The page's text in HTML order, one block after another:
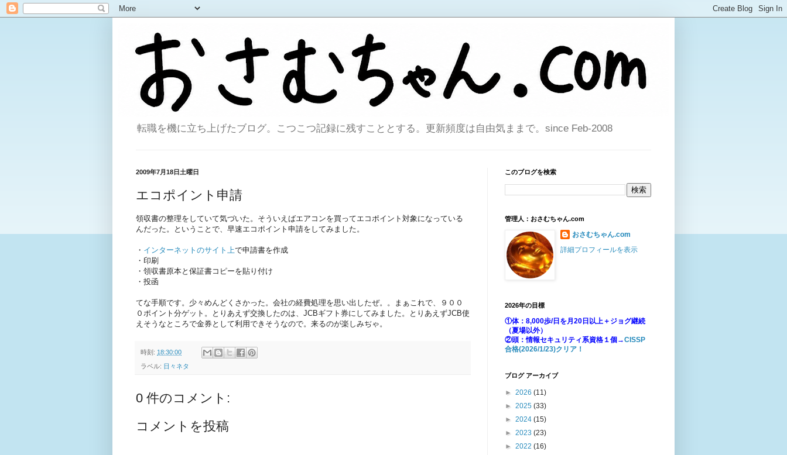
転職を機に立ち上げたブログ。こつこつ記録に残すこととする。更新頻度は自由気ままで。since Feb-2008
2009年7月18日土曜日
エコポイント申請
領収書の整理をしていて気づいた。そういえばエアコンを買ってエコポイント対象になっている
んだった。ということで、早速エコポイント申請をしてみました。
・ インターネットのサイト上で申請書を作成
・印刷
・領収書原本と保証書コピーを貼り付け
・投函
てな手順です。少々めんどくさかった。会社の経費処理を思い出したぜ。。まぁこれで、９００
０ポイント分ゲット。とりあえず交換したのは、JCBギフト券にしてみました。とりあえずJCB使
えそうなところで金券として利用できそうなので。来るのが楽しみぢゃ。
時刻: 18:30:00
ラベル: 日々ネタ
0 件のコメント:
コメントを投稿
このブログを検索
管理人：おさむちゃん.com
おさむちゃん.com
詳細プロフィールを表示
2026年の目標
①体：8,000歩/日を月20日以上＋ジョグ継続
（夏場以外）
②頭：情報セキュリティ系資格１個→CISSP
合格(2026/1/23)クリア！
ブログ アーカイブ
► 2026 (11)
► 2025 (33)
► 2024 (15)
► 2023 (23)
► 2022 (16)